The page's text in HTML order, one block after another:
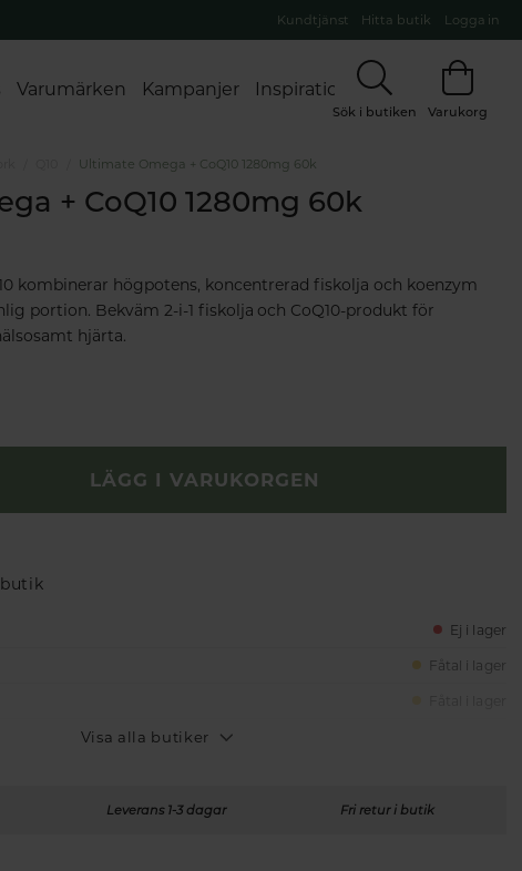
Kundtjänst Hitta butik Logga in
Varumärken Kampanjer Inspiration
Sök i butiken Varukorg
Ultimate Omega + CoQ10 1280mg 60k
+ CoQ10 1280mg 60k
kombinerar högpotens, koncentrerad fiskolja och koenzym
portion. Bekväm 2-i-1 fiskolja och CoQ10-produkt för
hjärta.
LÄGG I VARUKORGEN
Ej i lager
Fåtal i lager
Visa alla butiker
Leverans 1-3 dagar Fri retur i butik